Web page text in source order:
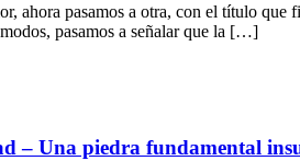
ahora pasamos a otra, con el título
pasamos a señalar que la […]
– Una piedra fundamental